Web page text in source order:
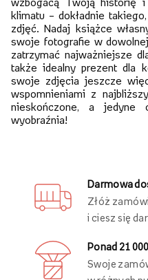
wzbogacą Twoją historię i
klimatu – dokładnie
zdjęć. Nadaj książce
swoje fotografie w
zatrzymać najważniejsze
także idealny prezent dla
swoje zdjęcia jeszcze
wspomnieniami z
nieskończone, a
wyobraźnia!
Darmowa
Złóż
i ciesz się
Ponad 21
Swoje